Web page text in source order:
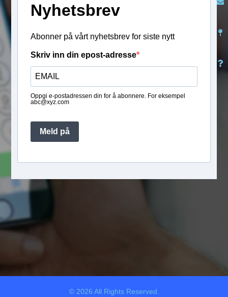
Nyhetsbrev
Abonner på vårt nyhetsbrev for siste nytt
Skriv inn din epost-adresse
Oppgi e-postadressen din for å abonnere. For eksempel
abc@xyz.com
Meld på
© 2026 All Rights Reserved.